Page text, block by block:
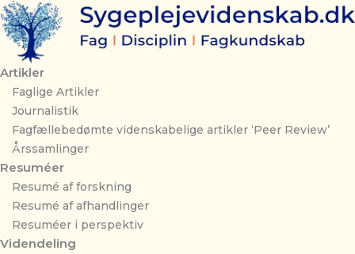
Gå
til
indholdet
Artikler
Faglige Artikler
Journalistik
Fagfællebedømte videnskabelige artikler ‘Peer Review’
Årssamlinger
Resuméer
Resumé af forskning
Resumé af afhandlinger
Resuméer i perspektiv
Videndeling